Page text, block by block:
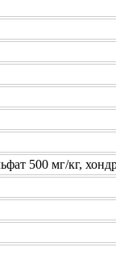
500 мг/кг,